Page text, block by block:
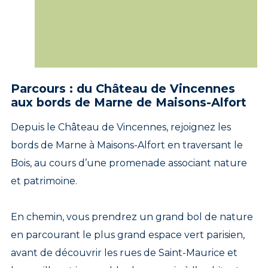
Parcours : du Château de Vincennes
aux bords de Marne de Maisons-Alfort
Depuis le Château de Vincennes, rejoignez les
bords de Marne à Maisons-Alfort en traversant le
Bois, au cours d’une promenade associant nature
et patrimoine.
En chemin, vous prendrez un grand bol de nature
en parcourant le plus grand espace vert parisien,
avant de découvrir les rues de Saint-Maurice et